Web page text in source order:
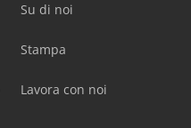
Su di noi
Stampa
Lavora con noi